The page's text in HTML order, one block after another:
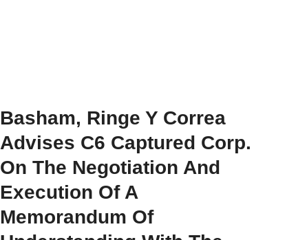
Basham, Ringe Y Correa
Advises C6 Captured Corp.
On The Negotiation And
Execution Of A
Memorandum Of